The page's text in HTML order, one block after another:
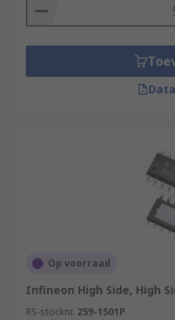
Op voorraad
Infineon High Side, High
RS-stocknr. 259-1501P